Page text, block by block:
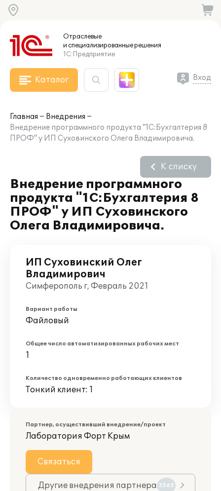
Отраслевые
и специализированныерешения
1С:Предприятие
Каталог Вход
Главная
Внедрения
Внедрение программного продукта "1С:Бухгалтерия 8
ПРОФ" у ИП Суховинского Олега Владимировича.
Внедрение программного
продукта "1С:Бухгалтерия 8
ПРОФ" у ИП Суховинского
Олега Владимировича.
К списку
ИП Суховинский Олег
Владимирович
Симферополь г, Февраль 2021
Вариант работы
Файловый
Общее число автоматизированных рабочих мест
1
Количество одновременно работающих клиентов
Тонкий клиент: 1
Партнер, осуществивший внедрение/проект
Лаборатория Форт Крым
Связаться
Другие внедрения партнера 3565